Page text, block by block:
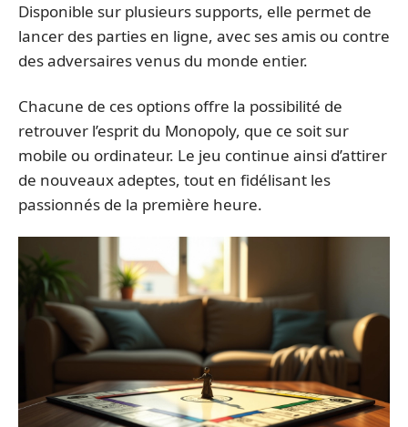
Disponible sur plusieurs supports, elle permet de
lancer des parties en ligne, avec ses amis ou contre
des adversaires venus du monde entier.
Chacune de ces options offre la possibilité de
retrouver l’esprit du Monopoly, que ce soit sur
mobile ou ordinateur. Le jeu continue ainsi d’attirer
de nouveaux adeptes, tout en fidélisant les
passionnés de la première heure.